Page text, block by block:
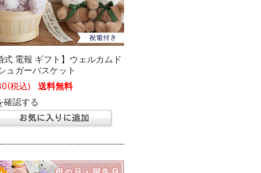
式 電報 ギフト】ウェルカムド
ュガーバスケット
(税込)
送料無料
確認する